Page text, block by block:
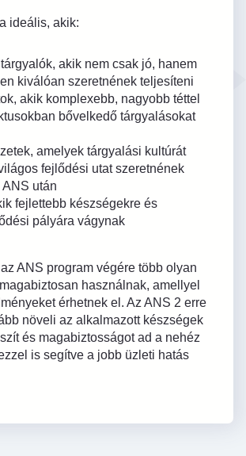
ideális, akik:
akik nem csak jó, hanem
kiválóan szeretnének teljesíteni
akik komplexebb, nagyobb téttel
bővelkedő tárgyalásokat
amelyek tárgyalási kultúrát
fejlődési utat szeretnének
után
fejlettebb készségekre és
pályára vágynak
ANS program végére több olyan
használnak, amellyel
érhetnek el. Az ANS 2 erre
növeli az alkalmazott készségek
és magabiztosságot ad a nehéz
is segítve a jobb üzleti hatás